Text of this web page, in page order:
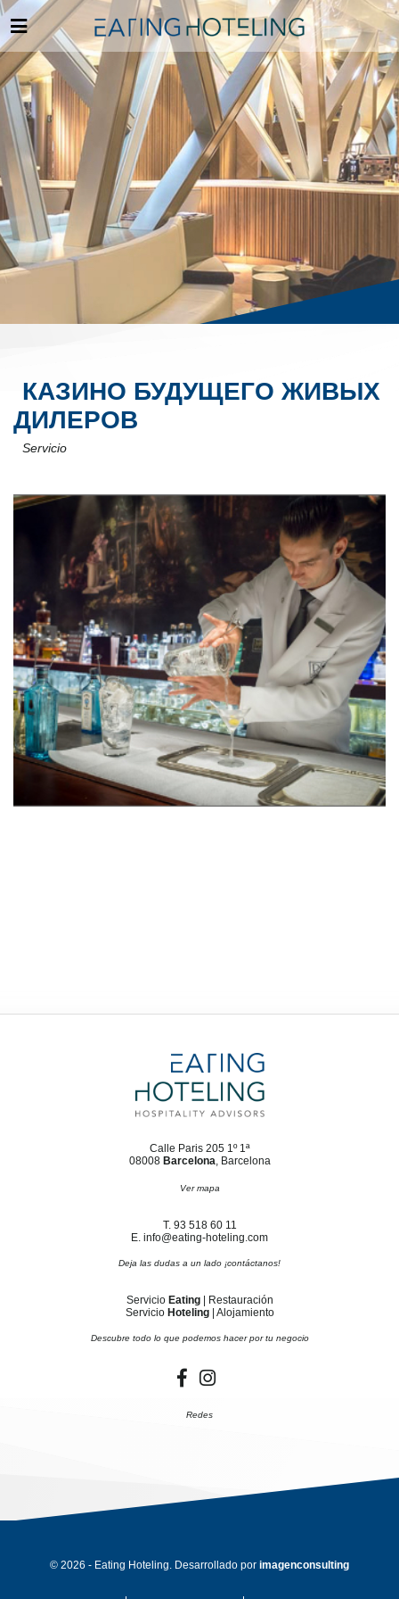
КАЗИНО БУДУЩЕГО ЖИВЫХ
ДИЛЕРОВ
Servicio
Calle Paris 205 1º 1ª
08008 Barcelona, Barcelona
Ver mapa
T. 93 518 60 11
E. info@eating-hoteling.com
Deja las dudas a un lado ¡contáctanos!
Servicio Eating| Restauración
Servicio Hoteling| Alojamiento
Descubre todo lo que podemos hacer por tu negocio
Redes
© 2026 - Eating Hoteling. Desarrollado por imagenconsulting